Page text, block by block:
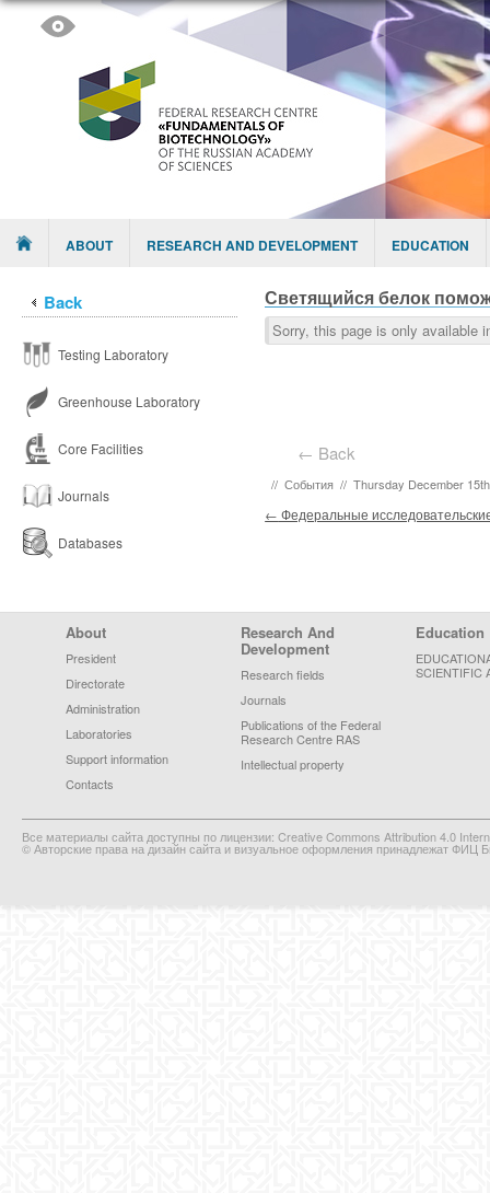
Menu ABOUT RESEARCH AND DEVELOPMENT EDUCATION
Back
Testing Laboratory
Greenhouse Laboratory
Core Facilities
Journals
Databases
Светящийся белок
Sorry, this page is only available
← Back
// События // Thursday December
Post navigation
← Федеральные
Footer Menu
About
President
Directorate
Administration
Laboratories
Support information
Contacts
Research And
Development
Research fields
Journals
Publications of the Federal
Research Centre RAS
Intellectual property
Education
SCIENTIFIC
Все материалы сайта доступны по лицензии: Creative Commons Attribution 4.0
© Авторские права на дизайн сайта и визуальное оформления принадлежат ФИЦ